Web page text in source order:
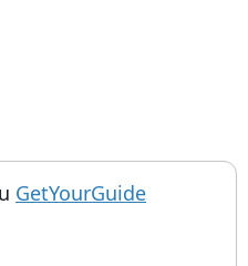
Socha, Basel, Basel-
GetYourGuide; otvorí sa